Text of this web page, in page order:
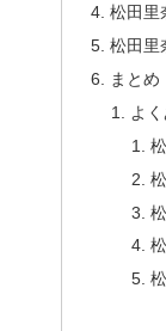
松田里
松田里
まとめ
よ